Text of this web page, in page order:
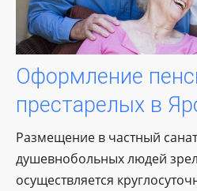
Оформление
престарелых в
Размещение в частный
душевнобольных людей
осуществляется